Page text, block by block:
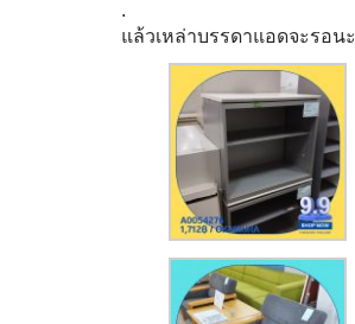
.
แล้วเหล่าบรรดาแอดจะรอนะ